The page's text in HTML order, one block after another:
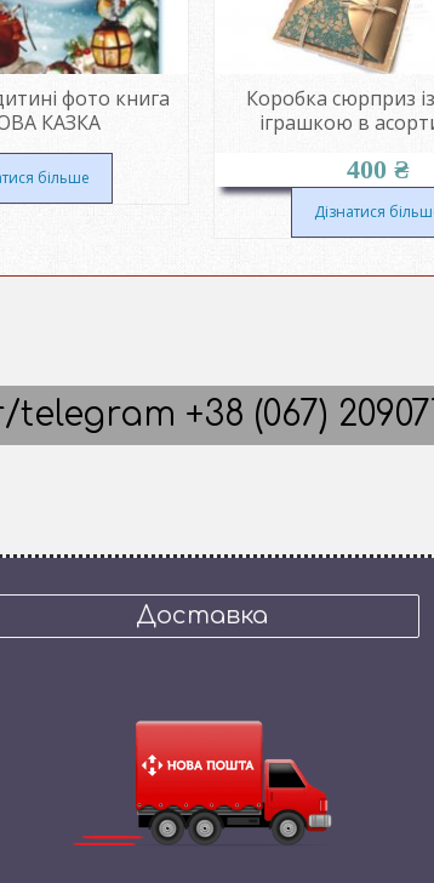
фото книга
КАЗКА
більше
Коробка сюрприз
іграшкою в
400 ₴
Дізнатися
+38 (067)
Доставка